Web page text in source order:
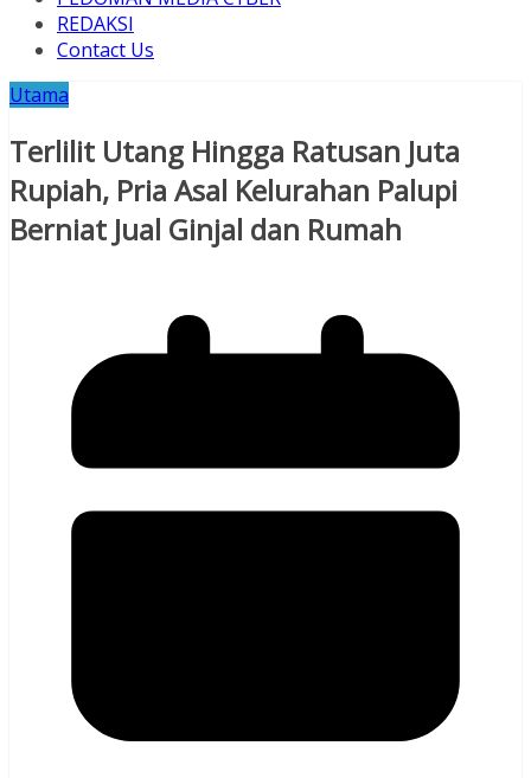
REDAKSI
Contact Us
Utama
Terlilit Utang Hingga Ratusan Juta
Rupiah, Pria Asal Kelurahan Palupi
Berniat Jual Ginjal dan Rumah